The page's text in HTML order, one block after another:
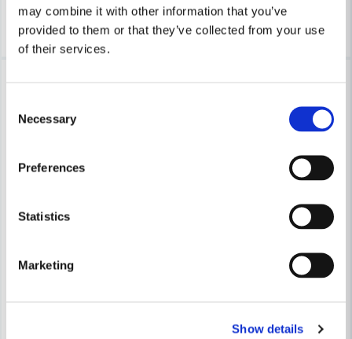
may combine it with other information that you’ve
provided to them or that they’ve collected from your use
of their services.
Selection
Necessary
Preferences
Statistics
Marketing
Show details
Köp Köp